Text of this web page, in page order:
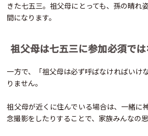
きた七五三。祖父母にとっても、孫の晴れ
間になります。
祖父母は七五三に参加必須で
一方で、「祖父母は必ず呼ばなければいけ
りません。
祖父母が近くに住んでいる場合は、一緒に
念撮影をしたりすることで、家族みんなの思